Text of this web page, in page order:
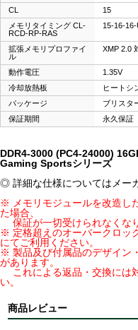
CL
15
メモリタイミング CL-
RCD-RP-RAS
15-16-
拡張メモリプロファイ
ル
XMP 2.0
動作電圧
1.35V
冷却放熱板
ヒートシ
パッケージ
ブリスタ
保証期間
永久保証
DDR4-3000 (PC4-24000)
Gaming Sportsシリーズ
◎ 詳細な仕様についてはメー
※ メモリモジュールを改造し
た場合、
保証が一切受けられなくな
※ 定格超えのオーバークロッ
にてご利用ください。
※ 製品及び付属品のデザイン
があります。
これによる返品・交換には
い。
商品レビュー